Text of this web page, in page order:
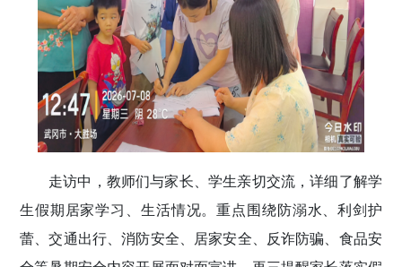
走访中，教师们与家长、学生亲切交流，详细了解学
生假期居家学习、生活情况。重点围绕防溺水、利剑护
蕾、交通出行、消防安全、居家安全、反诈防骗、食品安